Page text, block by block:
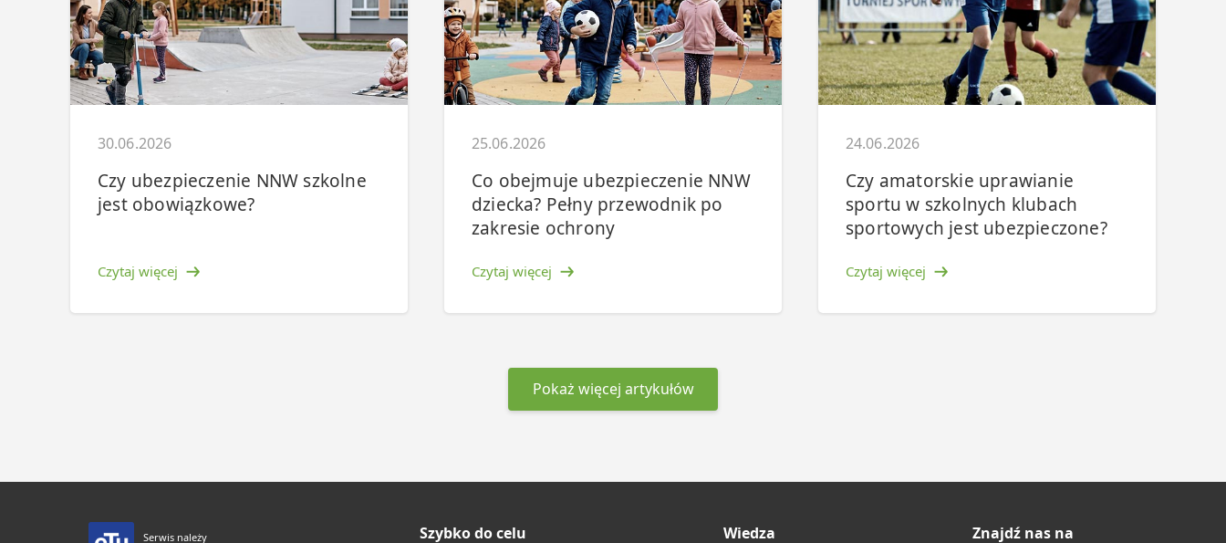
30.06.2026
Czy ubezpieczenie NNW szkolne
jest obowiązkowe?
Czytaj więcej
25.06.2026
Co obejmuje ubezpieczenie NNW
dziecka? Pełny przewodnik po
zakresie ochrony
Czytaj więcej
24.06.2026
Czy amatorskie uprawianie
sportu w szkolnych klubach
sportowych jest ubezpieczone?
Czytaj więcej
Pokaż więcej artykułów
Serwis należy Szybko do celu Wiedza Znajdź nas na